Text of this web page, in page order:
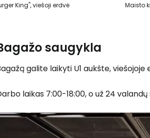
King", viešoji erdvė Maisto
saugykla
galite laikyti U1 aukšte,
laikas 7:00-18:00, o už 24